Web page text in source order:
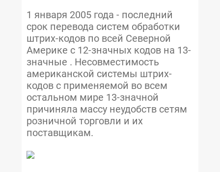
1 января 2005 года - последний
срок перевода систем обработки
штрих-кодов по всей Северной
Америке с 12-значных кодов на 13-
значные . Несовместимость
американской системы штрих-
кодов с применяемой во всем
остальном мире 13-значной
причиняла массу неудобств сетям
розничной торговли и их
поставщикам.